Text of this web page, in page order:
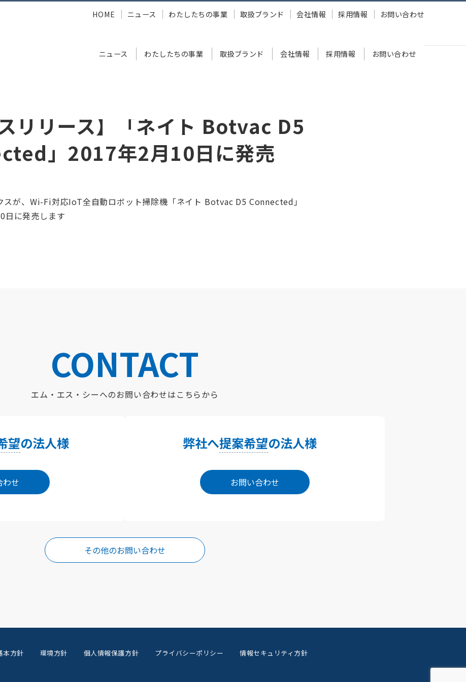
ニュース わたしたちの事業 取扱ブランド 会社情報 採用情報 お問い合わせ
HOME ニュース わたしたちの事業 取扱ブランド 会社情報 採用情報 お問い合わせ
ース】「ネイト Botvac D5 Connected」2017年2月10日に発売
スリリース】「ネイト Botvac D5
」2017年2月10日に発売
スが、Wi-Fi対応IoT全自動ロボット掃除機「ネイト Botvac D5 Connected」
日に発売します
CONTACT
エム・エス・シーへのお問い合わせはこちらから
望の法人様
わせ
弊社へ提案希望の法人様
お問い合わせ
その他のお問い合わせ
本方針 環境方針 個人情報保護方針 プライバシーポリシー 情報セキュリティ方針